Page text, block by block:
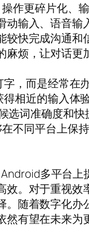
作更碎片化、
动输入、语音输
较快完成沟通和
烦，让对话更
，而是经常在办
相近的输入体
选词准确度和快
不同平台上保
多平台上
效。对于重视效
。随着数字化办
然有望在未来为